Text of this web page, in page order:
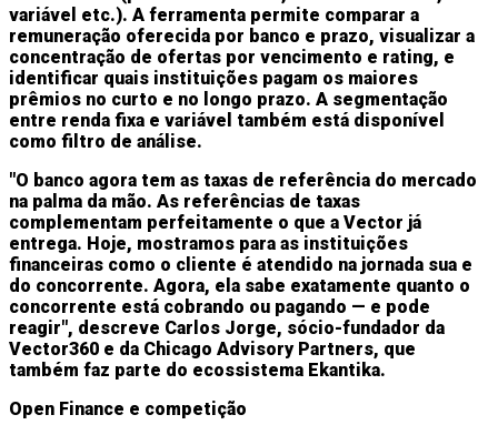
variável etc.). A ferramenta permite comparar a
remuneração oferecida por banco e prazo, visualizar a
concentração de ofertas por vencimento e rating, e
identificar quais instituições pagam os maiores
prêmios no curto e no longo prazo. A segmentação
entre renda fixa e variável também está disponível
como filtro de análise.
"O banco agora tem as taxas de referência do mercado
na palma da mão. As referências de taxas
complementam perfeitamente o que a Vector já
entrega. Hoje, mostramos para as instituições
financeiras como o cliente é atendido na jornada sua e
do concorrente. Agora, ela sabe exatamente quanto o
concorrente está cobrando ou pagando — e pode
reagir", descreve Carlos Jorge, sócio-fundador da
Vector360 e da Chicago Advisory Partners, que
também faz parte do ecossistema Ekantika.
Open Finance e competição